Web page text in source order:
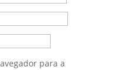
para a